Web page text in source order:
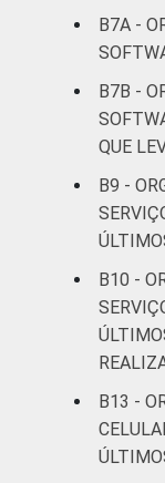
sem
B7A -
B7B -
QUE
B9 -
B10 -
B13 -